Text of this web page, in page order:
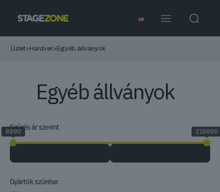
Üzlet> Hardver> Egyéb állványok
Egyéb állványok
Szűrés ár szerint
8990 219990
Gyártók szűrése